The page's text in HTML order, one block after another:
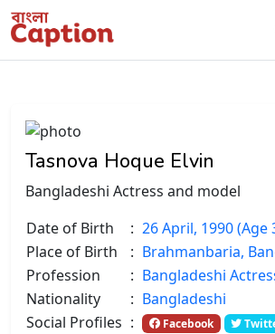
Tasnova Hoque Elvin
Bangladeshi Actress and model
Date of Birth
: 26 April, 1990 (Age
Place of Birth
: Brahmanbaria,
Profession
: Bangladeshi
Nationality
: Bangladeshi
Social Profiles : Facebook